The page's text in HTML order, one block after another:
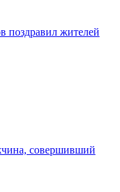
поздравил жителей
совершивший